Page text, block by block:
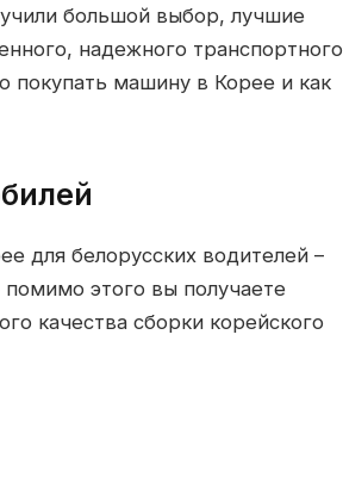
большой выбор, лучшие
надежного транспортного
покупать машину в Корее и как
для белорусских водителей –
этого вы получаете
качества сборки корейского